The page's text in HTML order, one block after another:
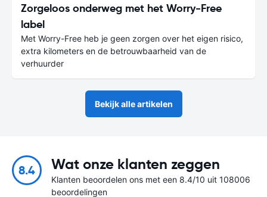
Zorgeloos onderweg met het Worry-Free
label
Met Worry-Free heb je geen zorgen over het eigen risico,
extra kilometers en de betrouwbaarheid van de
verhuurder
Bekijk alle artikelen
8.4 Wat onze klanten zeggen
Klanten beoordelen ons met een 8.4/10 uit 108006
beoordelingen